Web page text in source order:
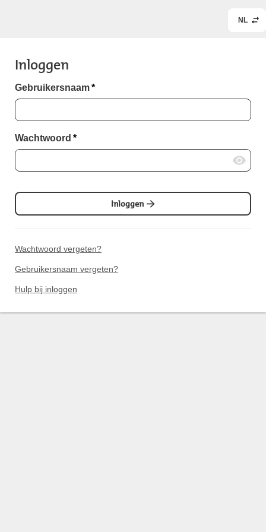
NL
Inloggen
Gebruikersnaam*
Wachtwoord *
Inloggen
Wachtwoord vergeten?
Gebruikersnaam vergeten?
Hulp bij inloggen